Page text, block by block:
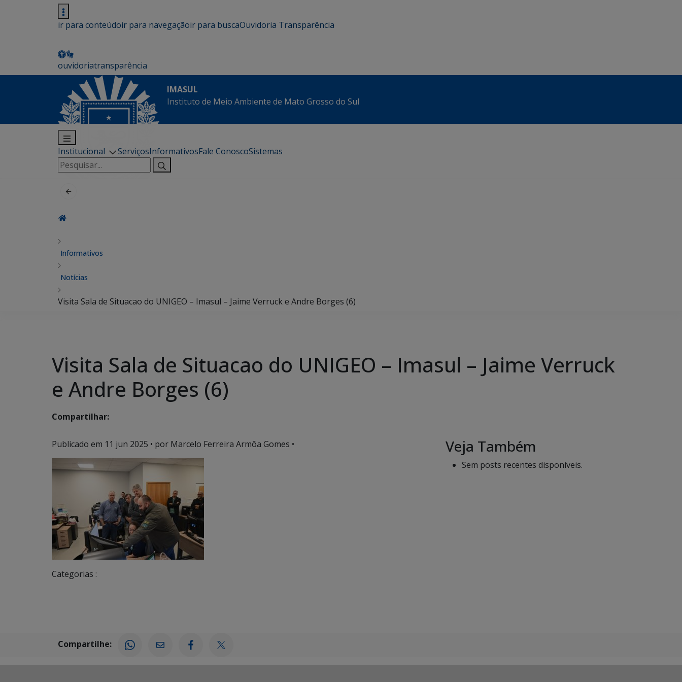
ir para conteúdoir para navegaçãoir para buscaOuvidoria Transparência
ouvidoriatransparência
IMASUL
Instituto de Meio Ambiente de Mato Grosso do Sul
Institucional ServiçosInformativosFale ConoscoSistemas
Pesquisar
por:
Informativos
Notícias
Visita Sala de Situacao do UNIGEO – Imasul – Jaime Verruck e Andre Borges (6)
Visita Sala de Situacao do UNIGEO – Imasul – Jaime Verruck
e Andre Borges (6)
Compartilhar:
Publicado em 11 jun 2025 • por Marcelo Ferreira Armôa Gomes •
Categorias :
Veja Também
Sem posts recentes disponíveis.
Compartilhe: